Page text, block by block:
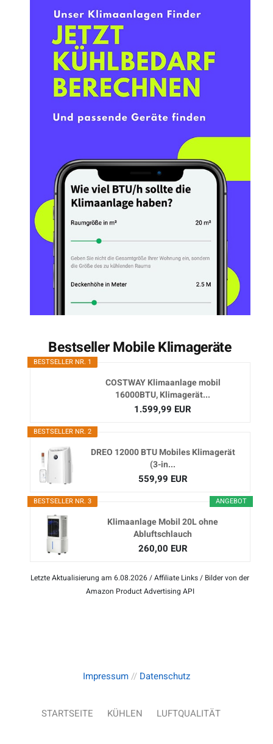
Bestseller Mobile Klimageräte
BESTSELLER NR. 1
COSTWAY Klimaanlage mobil
16000BTU, Klimagerät...
1.599,99 EUR
BESTSELLER NR. 2
DREO 12000 BTU Mobiles Klimagerät
(3-in...
559,99 EUR
ANGEBOT
BESTSELLER NR. 3
Klimaanlage Mobil 20L ohne
Abluftschlauch
260,00 EUR
Letzte Aktualisierung am 6.08.2026 / Affiliate Links / Bilder von der
Amazon Product Advertising API
Impressum// Datenschutz
STARTSEITE KÜHLEN LUFTQUALITÄT